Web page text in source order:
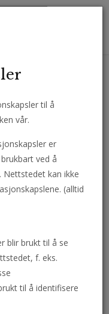
direkte på e-post.
ABONNER
«Hvem er
til?» Du er et
er et
til å
vår.
er
ved å
Nettstedet kan ikke
(alltid
blir brukt til å se
f. eks.
til å identifisere